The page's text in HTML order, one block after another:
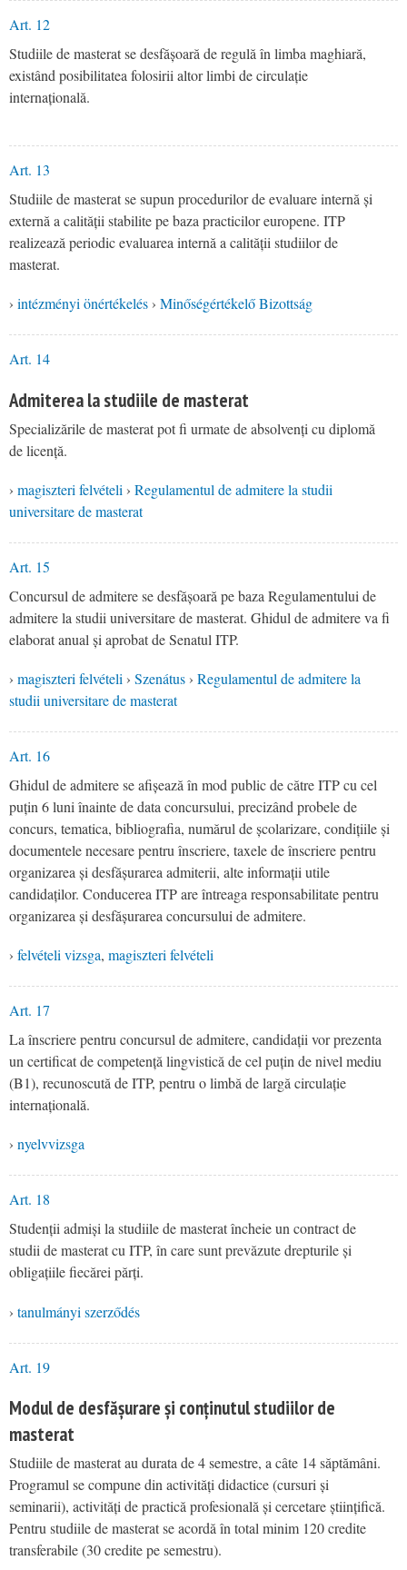
Art. 12
Studiile de masterat se desfășoară de regulă în limba maghiară,
existând posibilitatea folosirii altor limbi de circulație
internațională.
Art. 13
Studiile de masterat se supun procedurilor de evaluare internă și
externă a calității stabilite pe baza practicilor europene. ITP
realizează periodic evaluarea internă a calității studiilor de
masterat.
› intézményi önértékelés › Minőségértékelő Bizottság
Art. 14
Admiterea la studiile de masterat
Specializările de masterat pot fi urmate de absolvenți cu diplomă
de licență.
› magiszteri felvételi › Regulamentul de admitere la studii
universitare de masterat
Art. 15
Concursul de admitere se desfășoară pe baza Regulamentului de
admitere la studii universitare de masterat. Ghidul de admitere va fi
elaborat anual și aprobat de Senatul ITP.
› magiszteri felvételi › Szenátus › Regulamentul de admitere la
studii universitare de masterat
Art. 16
Ghidul de admitere se afișează în mod public de către ITP cu cel
puțin 6 luni înainte de data concursului, precizând probele de
concurs, tematica, bibliografia, numărul de școlarizare, condițiile și
documentele necesare pentru înscriere, taxele de înscriere pentru
organizarea și desfășurarea admiterii, alte informații utile
candidaților. Conducerea ITP are întreaga responsabilitate pentru
organizarea și desfășurarea concursului de admitere.
› felvételi vizsga, magiszteri felvételi
Art. 17
La înscriere pentru concursul de admitere, candidații vor prezenta
un certificat de competență lingvistică de cel puțin de nivel mediu
(B1), recunoscută de ITP, pentru o limbă de largă circulație
internațională.
› nyelvvizsga
Art. 18
Studenții admiși la studiile de masterat încheie un contract de
studii de masterat cu ITP, în care sunt prevăzute drepturile și
obligațiile fiecărei părți.
› tanulmányi szerződés
Art. 19
Modul de desfășurare și conținutul studiilor de
masterat
Studiile de masterat au durata de 4 semestre, a câte 14 săptămâni.
Programul se compune din activități didactice (cursuri și
seminarii), activități de practică profesională și cercetare științifică.
Pentru studiile de masterat se acordă în total minim 120 credite
transferabile (30 credite pe semestru).